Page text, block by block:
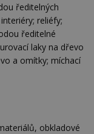
ředitelných
reliéfy;
ředitelné
laky na dřevo
a omítky; míchací
obkladové